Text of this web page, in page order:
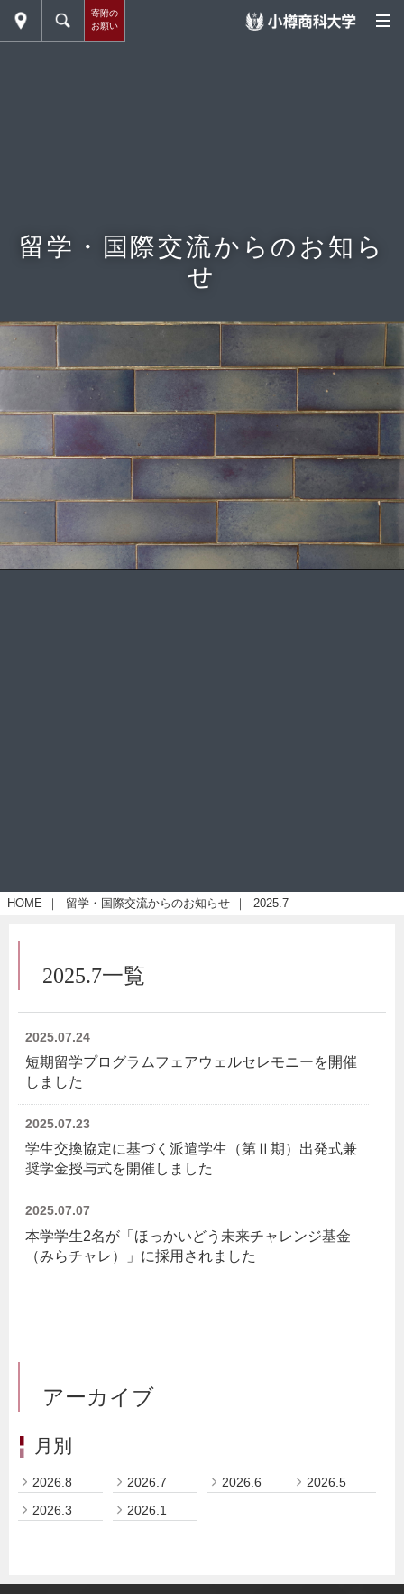
寄附の
お願い
留学・国際交流からのお知ら
せ
HOME ｜ 留学・国際交流からのお知らせ ｜ 2025.7
2025.7一覧
2025.07.24
短期留学プログラムフェアウェルセレモニーを開催
しました
2025.07.23
学生交換協定に基づく派遣学生（第Ⅱ期）出発式兼
奨学金授与式を開催しました
2025.07.07
本学学生2名が「ほっかいどう未来チャレンジ基金
（みらチャレ）」に採用されました
アーカイブ
月別
2026.8 2026.7 2026.6
2026.5
2026.3
2026.1